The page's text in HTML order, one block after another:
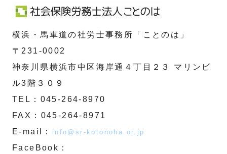
横浜・馬車道の社労士事務所「ことのは」
〒231-0002
神奈川県横浜市中区海岸通４丁目２３ マリンビ
ル3階３０９
TEL：045-264-8970
FAX：045-264-8971
E-mail：
info@sr-kotonoha.or.jp
FaceBook：